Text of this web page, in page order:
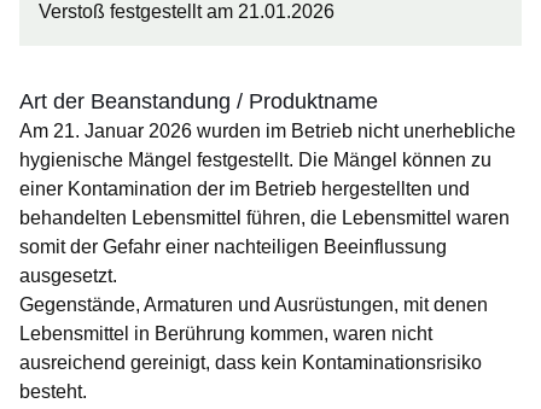
Verstoß festgestellt am 21.01.2026
Art der Beanstandung / Produktname
Am 21. Januar 2026 wurden im Betrieb nicht unerhebliche
hygienische Mängel festgestellt. Die Mängel können zu
einer Kontamination der im Betrieb hergestellten und
behandelten Lebensmittel führen, die Lebensmittel waren
somit der Gefahr einer nachteiligen Beeinflussung
ausgesetzt.
Gegenstände, Armaturen und Ausrüstungen, mit denen
Lebensmittel in Berührung kommen, waren nicht
ausreichend gereinigt, dass kein Kontaminationsrisiko
besteht.